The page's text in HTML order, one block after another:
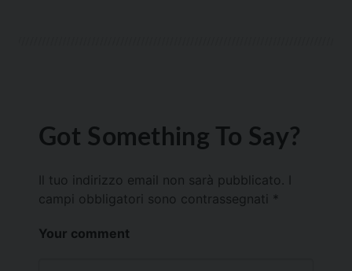
Got Something To Say?
Il tuo indirizzo email non sarà pubblicato.
campi obbligatori sono contrassegnati *
Your comment